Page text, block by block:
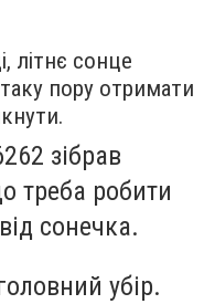
літнє сонце
пору отримати
зібрав
треба робити
сонечка.
убір.